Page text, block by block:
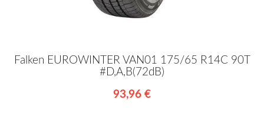
Falken EUROWINTER VAN01 175/65 R14C 90T
#D,A,B(72dB)
93,96 €